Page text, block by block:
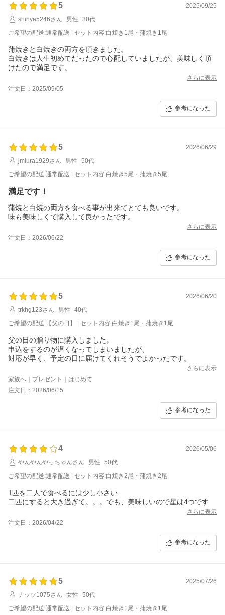
5
2025/09/25
shinya5246さん
男性
30代
ご希望の配送:通常配送 | セット内容:白焼き1尾・蒲焼き1尾
蒲焼きと白焼きの両方を頂きました。
白焼きは人生初めてだったので心配していましたが、美味しく頂
けたので満足です。
さらに表示
注文日：2025/09/05
参考になった
5
2026/06/29
jmiura1929さん
男性
50代
ご希望の配送:通常配送 | セット内容:白焼き5尾・蒲焼き5尾
満足です！
蒲焼と白焼の両方を食べる事が出来てとても良いです。
味も美味しくて購入して良かったです。
さらに表示
注文日：2026/06/22
参考になった
5
2026/06/20
trkhg123さん
男性
40代
ご希望の配送:【父の日】 | セット内容:白焼き1尾・蒲焼き1尾
父の日の贈り物に購入しました。
申込をするのが遅くなってしまいましたが、
対応が早く、予定の日に届けてくれそうでよかったです。
さらに表示
家族へ｜プレゼント｜はじめて
注文日：2026/06/15
参考になった
4
2026/05/06
やんやんやっちゃんさん
男性
50代
ご希望の配送:通常配送 | セット内容:白焼き2尾・蒲焼き2尾
1匹を二人で食べるには少し小さい
二匹にすると大き過ぎて。。。でも、美味しいので星は4つです
さらに表示
注文日：2026/04/22
参考になった
5
2025/07/26
ナッツ1075さん
女性
50代
ご希望の配送:通常配送 | セット内容:白焼き1尾・蒲焼き1尾